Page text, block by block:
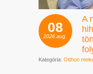
08
2026 aug.
A
Kategória: Otthon